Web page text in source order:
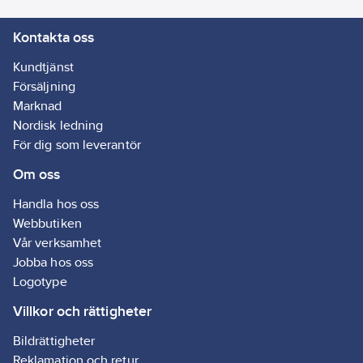
Kontakta oss
Kundtjänst
Försäljning
Marknad
Nordisk ledning
För dig som leverantör
Om oss
Handla hos oss
Webbutiken
Vår verksamhet
Jobba hos oss
Logotype
Villkor och rättigheter
Bildrättigheter